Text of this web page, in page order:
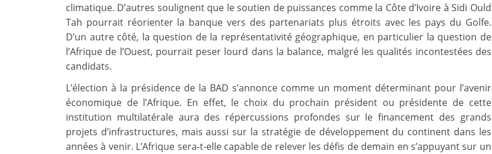
climatique. D’autres soulignent que le soutien de puissances comme la Côte d’Ivoire à Sidi Ould
Tah pourrait réorienter la banque vers des partenariats plus étroits avec les pays du Golfe.
D’un autre côté, la question de la représentativité géographique, en particulier la question de
l’Afrique de l’Ouest, pourrait peser lourd dans la balance, malgré les qualités incontestées des
candidats.
L’élection à la présidence de la BAD s’annonce comme un moment déterminant pour l’avenir
économique de l’Afrique. En effet, le choix du prochain président ou présidente de cette
institution multilatérale aura des répercussions profondes sur le financement des grands
projets d’infrastructures, mais aussi sur la stratégie de développement du continent dans les
années à venir. L’Afrique sera-t-elle capable de relever les défis de demain en s’appuyant sur un